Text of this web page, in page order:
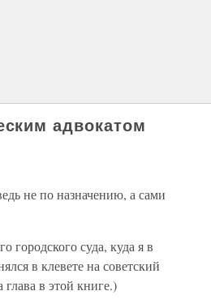
адвокатом
не по назначению, а сами
городского суда, куда я в
в клевете на советский
в этой книге.)